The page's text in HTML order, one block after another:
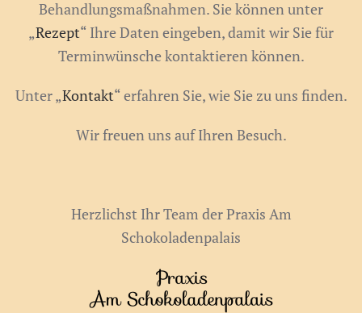
Behandlungsmaßnahmen. Sie können unter
„Rezept“ Ihre Daten eingeben, damit wir Sie für
Terminwünsche kontaktieren können.
Unter „Kontakt“ erfahren Sie, wie Sie zu uns finden.
Wir freuen uns auf Ihren Besuch.
Herzlichst Ihr Team der Praxis Am
Schokoladenpalais